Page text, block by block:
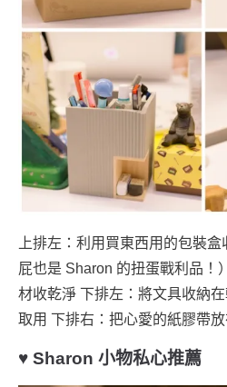
上排左：利用買東西用的包裝
屁也是 Sharon 的扭蛋戰利品！
材收乾淨 下排左：將文具收納
取用 下排右：把心愛的紙膠帶
♥ Sharon 小物私心推薦